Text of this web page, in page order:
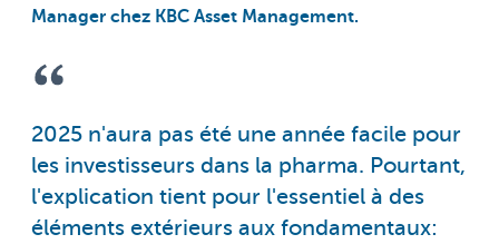
Manager chez KBC Asset Management.
2025 n'aura pas été une année facile pour
les investisseurs dans la pharma. Pourtant,
l'explication tient pour l'essentiel à des
éléments extérieurs aux fondamentaux: